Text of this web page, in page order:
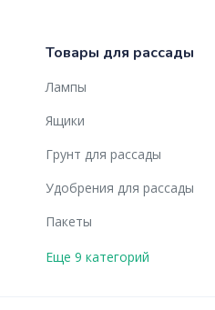
Товары для рассады
Лампы
Ящики
Грунт для рассады
Удобрения для рассады
Пакеты
Еще 9 категорий